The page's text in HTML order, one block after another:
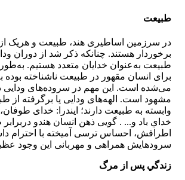
طبيعت
در سرزمين اساطيری هند، طبيعت و هريک
برخوردار هستند. چنانكه ذكر شد از دوران
طبيعت به‌عنوان خدايان متعدد هستيم.
برای انسان مقهور در طبيعت ناشناخته
می‌شده است. اين مهم در سروده‌های ودايی
مشهود است. الهه‌های ودايی يا برگرفته از
وابسته به طبيعت دارند؛ ايندرا: خدای
خداي باد و... . گويی ذهن انسان هندو
اطرافش، احساس ترسی آميخته با احترام
سرودهايش همراهی و مهربانی اين وجود
زندگي پس از مرگ